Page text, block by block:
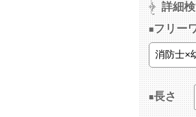
詳細
フリー
長さ